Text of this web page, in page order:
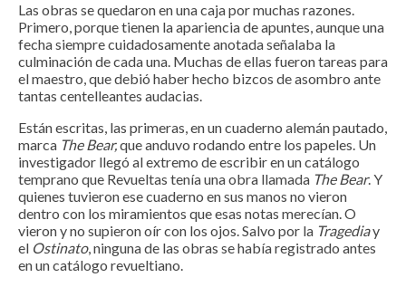
Las obras se quedaron en una caja por muchas razones.
Primero, porque tienen la apariencia de apuntes, aunque una
fecha siempre cuidadosamente anotada señalaba la
culminación de cada una. Muchas de ellas fueron tareas para
el maestro, que debió haber hecho bizcos de asombro ante
tantas centelleantes audacias.
Están escritas, las primeras, en un cuaderno alemán pautado,
marca The Bear,que anduvo rodando entre los papeles. Un
investigador llegó al extremo de escribir en un catálogo
temprano que Revueltas tenía una obra llamada The Bear. Y
quienes tuvieron ese cuaderno en sus manos no vieron
dentro con los miramientos que esas notas merecían. O
vieron y no supieron oír con los ojos. Salvo por la Tragediay
el Ostinato, ninguna de las obras se había registrado antes
en un catálogo revueltiano.